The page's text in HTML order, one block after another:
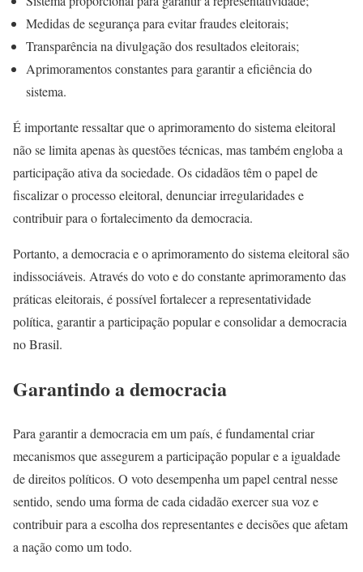
Medidas de segurança para evitar fraudes eleitorais;
Transparência na divulgação dos resultados eleitorais;
Aprimoramentos constantes para garantir a eficiência do
sistema.
É importante ressaltar que o aprimoramento do sistema eleitoral
não se limita apenas às questões técnicas, mas também engloba a
participação ativa da sociedade. Os cidadãos têm o papel de
fiscalizar o processo eleitoral, denunciar irregularidades e
contribuir para o fortalecimento da democracia.
Portanto, a democracia e o aprimoramento do sistema eleitoral são
indissociáveis. Através do voto e do constante aprimoramento das
práticas eleitorais, é possível fortalecer a representatividade
política, garantir a participação popular e consolidar a democracia
no Brasil.
Garantindo a democracia
Para garantir a democracia em um país, é fundamental criar
mecanismos que assegurem a participação popular e a igualdade
de direitos políticos. O voto desempenha um papel central nesse
sentido, sendo uma forma de cada cidadão exercer sua voz e
contribuir para a escolha dos representantes e decisões que afetam
a nação como um todo.